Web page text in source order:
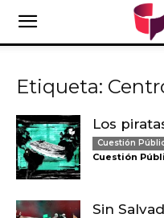
Etiqueta:
Los
Cuestión
Cuestión
Sin